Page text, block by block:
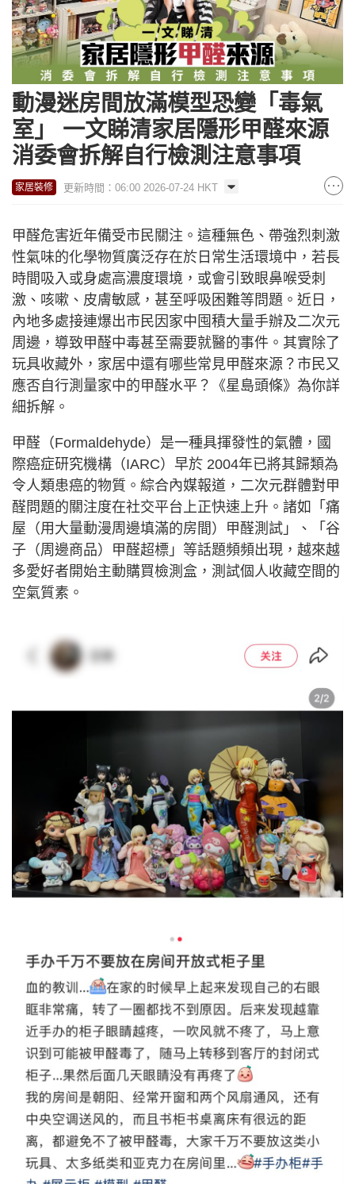
動漫迷房間放滿模型恐變「毒氣
室」 一文睇清家居隱形甲醛來源
消委會拆解自行檢測注意事項
家居裝修 更新時間：06:00 2026-07-24 HKT
甲醛危害近年備受市民關注。這種無色、帶強烈刺激
性氣味的化學物質廣泛存在於日常生活環境中，若長
時間吸入或身處高濃度環境，或會引致眼鼻喉受刺
激、咳嗽、皮膚敏感，甚至呼吸困難等問題。近日，
內地多處接連爆出市民因家中囤積大量手辦及二次元
周邊，導致甲醛中毒甚至需要就醫的事件。其實除了
玩具收藏外，家居中還有哪些常見甲醛來源？市民又
應否自行測量家中的甲醛水平？《星島頭條》為你詳
細拆解。
甲醛（Formaldehyde）是一種具揮發性的氣體，國
際癌症研究機構（IARC）早於 2004年已將其歸類為
令人類患癌的物質。綜合內媒報道，二次元群體對甲
醛問題的關注度在社交平台上正快速上升。諸如「痛
屋（用大量動漫周邊填滿的房間）甲醛測試」、「谷
子（周邊商品）甲醛超標」等話題頻頻出現，越來越
多愛好者開始主動購買檢測盒，測試個人收藏空間的
空氣質素。